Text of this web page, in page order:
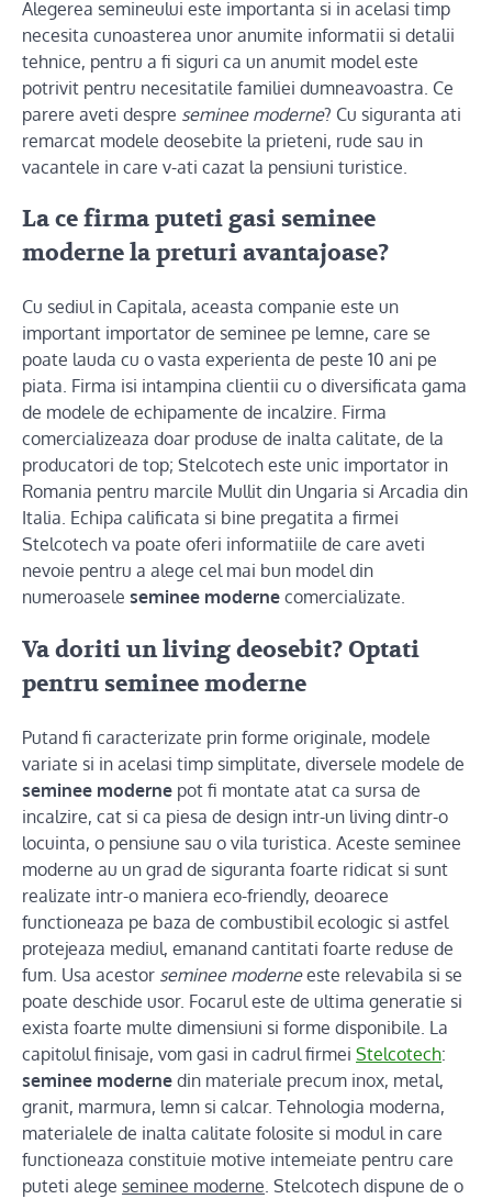
Alegerea semineului este importanta si in acelasi timp
necesita cunoasterea unor anumite informatii si detalii
tehnice, pentru a fi siguri ca un anumit model este
potrivit pentru necesitatile familiei dumneavoastra. Ce
parere aveti despre seminee moderne? Cu siguranta ati
remarcat modele deosebite la prieteni, rude sau in
vacantele in care v-ati cazat la pensiuni turistice.
La ce firma puteti gasi seminee
moderne la preturi avantajoase?
Cu sediul in Capitala, aceasta companie este un
important importator de seminee pe lemne, care se
poate lauda cu o vasta experienta de peste 10 ani pe
piata. Firma isi intampina clientii cu o diversificata gama
de modele de echipamente de incalzire. Firma
comercializeaza doar produse de inalta calitate, de la
producatori de top; Stelcotech este unic importator in
Romania pentru marcile Mullit din Ungaria si Arcadia din
Italia. Echipa calificata si bine pregatita a firmei
Stelcotech va poate oferi informatiile de care aveti
nevoie pentru a alege cel mai bun model din
numeroasele seminee moderne comercializate.
Va doriti un living deosebit? Optati
pentru seminee moderne
Putand fi caracterizate prin forme originale, modele
variate si in acelasi timp simplitate, diversele modele de
seminee moderne pot fi montate atat ca sursa de
incalzire, cat si ca piesa de design intr-un living dintr-o
locuinta, o pensiune sau o vila turistica. Aceste seminee
moderne au un grad de siguranta foarte ridicat si sunt
realizate intr-o maniera eco-friendly, deoarece
functioneaza pe baza de combustibil ecologic si astfel
protejeaza mediul, emanand cantitati foarte reduse de
fum. Usa acestor seminee moderneeste relevabila si se
poate deschide usor. Focarul este de ultima generatie si
exista foarte multe dimensiuni si forme disponibile. La
capitolul finisaje, vom gasi in cadrul firmei Stelcotech:
seminee moderne din materiale precum inox, metal,
granit, marmura, lemn si calcar. Tehnologia moderna,
materialele de inalta calitate folosite si modul in care
functioneaza constituie motive intemeiate pentru care
puteti alege seminee moderne . Stelcotech dispune de o